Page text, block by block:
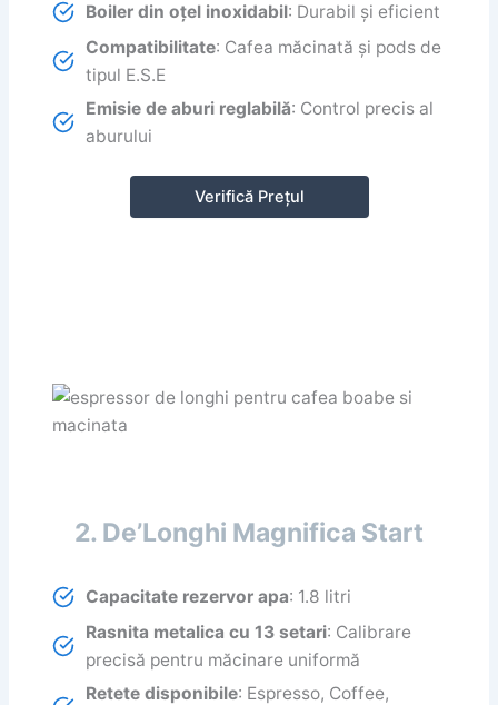
Boiler din oțel inoxidabil: Durabil și eficient
Compatibilitate: Cafea măcinată și pods de
tipul E.S.E
Emisie de aburi reglabilă: Control precis al
aburului
Verifică Prețul
2. De’Longhi Magnifica Start
Capacitate rezervor apa: 1.8 litri
Rasnita metalica cu 13 setari: Calibrare
precisă pentru măcinare uniformă
Retete disponibile: Espresso, Coffee,